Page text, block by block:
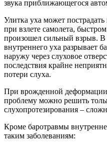
звука приближающегося
Улитка уха может
при взлете самолета,
произошел сильный взрыв. В
внутреннего уха разрывает
наружу через слуховое
последствия крайне
потери слуха.
При врожденной
проблему можно решить
слухопротезирования –
Кроме баротравмы
таким заболеваниям: